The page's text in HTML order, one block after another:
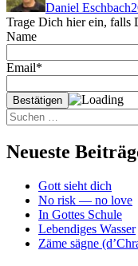
Daniel Eschbach
Trage Dich hier ein, falls
Name
Email*
Suchen
nach:
Neueste
Gott sieht dich
No risk — no love
In Gottes Schule
Lebendiges Wasser
Zäme sägne